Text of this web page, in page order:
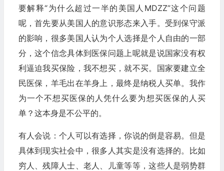
要解释“为什么超过一半的美国人MDZZ”这个问题
呢，首先要从美国人的意识形态来入手。受到保守派
的影响，很多美国人认为个人选择是个人自由的一部
分，这个信念具体到医保问题上呢就是说国家没有权
利逼迫我买保险，我不想买，就不买。国家要建立全
民医保，羊毛出在羊身上，最终是纳税人买单。我作
为一个不想买医保的人凭什么要为想买医保的人买
单？这本身是不公平的。
有人会说：个人可以有选择，你说的倒是容易。但是
具体到现实社会中，很多人其实是没有选择的。比如
穷人、残障人士、老人、儿童等等，这些人是弱势群